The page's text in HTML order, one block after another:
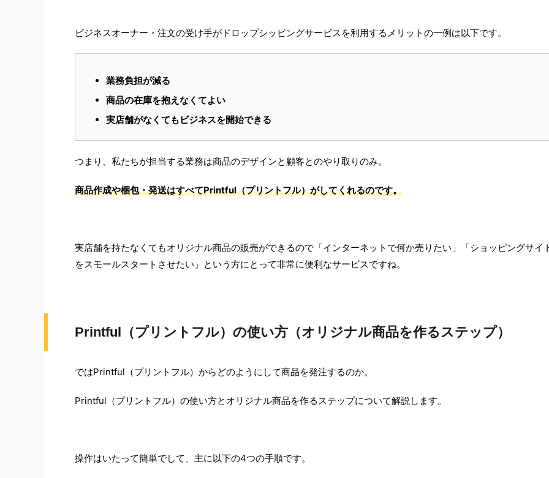
ビジネスオーナー・注文の受け手がドロップシッピングサービスを利用するメリットの一例は以下です。
業務負担が減る
商品の在庫を抱えなくてよい
実店舗がなくてもビジネスを開始できる
つまり、私たちが担当する業務は商品のデザインと顧客とのやり取りのみ。
商品作成や梱包・発送はすべてPrintful（プリントフル）がしてくれるのです。
実店舗を持たなくてもオリジナル商品の販売ができるので「インターネットで何か売りたい」「ショッピングサイ
をスモールスタートさせたい」という方にとって非常に便利なサービスですね。
Printful（プリントフル）の使い方（オリジナル商品を作るステップ）
ではPrintful（プリントフル）からどのようにして商品を発注するのか。
Printful（プリントフル）の使い方とオリジナル商品を作るステップについて解説します。
操作はいたって簡単でして、主に以下の4つの手順です。